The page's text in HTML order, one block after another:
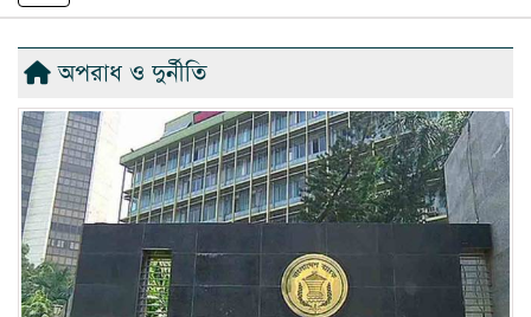
অপরাধ ও দুর্নীতি